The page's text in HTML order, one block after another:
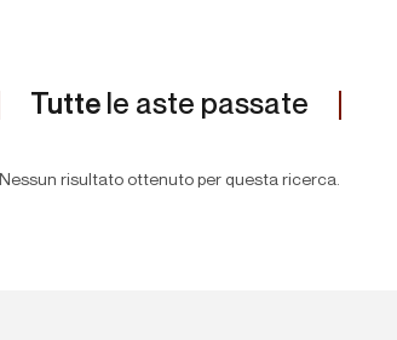
Tutte le aste passate
Nessun risultato ottenuto per questa ricerca.